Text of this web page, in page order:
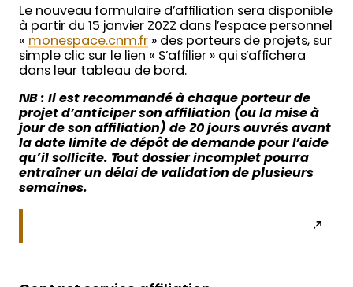
Le nouveau formulaire d’affiliation sera disponible
à partir du 15 janvier 2022 dans l’espace personnel
« monespace.cnm.fr » des porteurs de projets, sur
simple clic sur le lien « S’affilier » qui s’affichera
dans leur tableau de bord.
NB : Il est recommandé à chaque porteur de
projet d’anticiper son affiliation (ou la mise à
jour de son affiliation) de 20 jours ouvrés avant
la date limite de dépôt de demande pour l’aide
qu’il sollicite. Tout dossier incomplet pourra
entraîner un délai de validation de plusieurs
semaines.